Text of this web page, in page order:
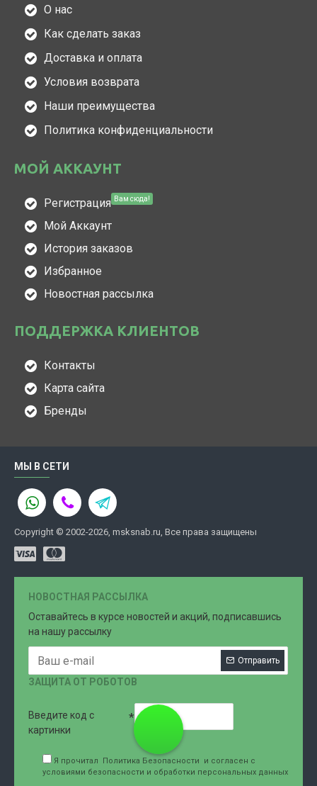
О нас
Как сделать заказ
Доставка и оплата
Условия возврата
Наши преимущества
Политика конфиденциальности
МОЙ АККАУНТ
Регистрация Вам сюда!
Мой Аккаунт
История заказов
Избранное
Новостная рассылка
ПОДДЕРЖКА КЛИЕНТОВ
Контакты
Карта сайта
Бренды
МЫ В СЕТИ
Copyright © 2002-2026, msksnab.ru, Все права защищены
НОВОСТНАЯ РАССЫЛКА
Оставайтесь в курсе новостей и акций, подписавшись
на нашу рассылку
Отправить
ЗАЩИТА ОТ РОБОТОВ
Введите код с
картинки
Я прочитал Политика Безопасности
и согласен с
условиями безопасности и обработки персональных данных
707-76-